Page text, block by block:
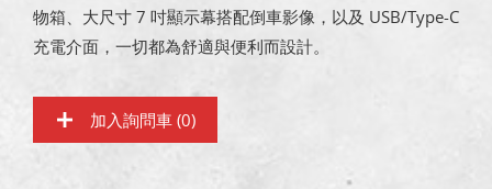
物箱、大尺寸 7 吋顯示幕搭配倒車影像，以及 USB/Type-C
充電介面，一切都為舒適與便利而設計。
加入詢問車 (0)